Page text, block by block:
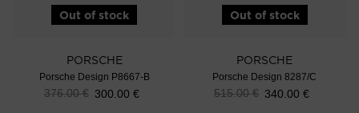
Out of stock
PORSCHE
Porsche Design P8667-B
376.00€ 300.00 €
Out of stock
PORSCHE
Porsche Design 8287/C
515.00€ 340.00€